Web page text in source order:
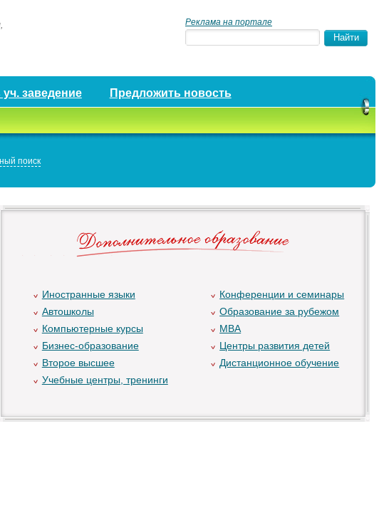
Реклама на портале
заведение Предложить новость
поиск
Иностранные языки
Автошколы
Компьютерные курсы
Бизнес-образование
Второе высшее
Учебные центры, тренинги
Конференции и семинары
Образование за рубежом
MBA
Центры развития детей
Дистанционное обучение